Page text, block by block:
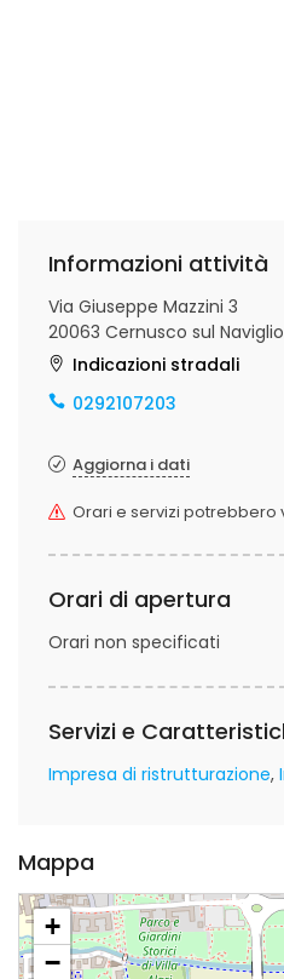
Informazioni attività
Via Giuseppe Mazzini 3
20063 Cernusco sul
Indicazioni stradali
0292107203
Aggiorna i dati
Orari e servizi potrebbero
Orari di apertura
Orari non specificati
Servizi e
Impresa di ristrutturazione
Mappa
+
−